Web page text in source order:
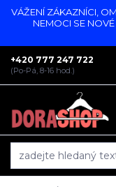
VÁŽENÍ ZÁKAZNÍCI,
NEMOCI SE
+420 777 247 722
(Po-Pá, 8-16 hod.)